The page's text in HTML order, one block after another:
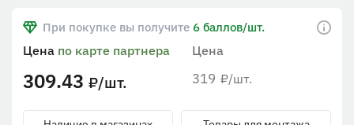
При покупке вы получите 6 баллов/шт.
Цена
319 ₽/шт.
Цена по карте партнера
309.43 ₽/шт.